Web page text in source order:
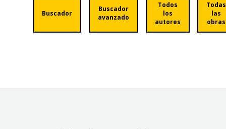
Buscador
Buscador
avanzado
Todos
los
autores
Todas
las
obras